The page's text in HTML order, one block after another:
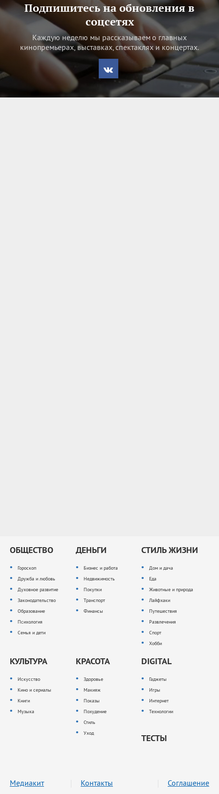
Подпишитесь на обновления в
соцсетях
Каждую неделю мы рассказываем о главных
кинопремьерах, выставках, спектаклях и концертах.
ОБЩЕСТВО
Гороскоп
Дружба и любовь
Духовное развитие
Законодательство
Образование
Психология
Семья и дети
ДЕНЬГИ
Бизнес и работа
Недвижимость
Покупки
Транспорт
Финансы
СТИЛЬ ЖИЗНИ
Дом и дача
Еда
Животные и природа
Лайфхаки
Путешествия
Развлечения
Спорт
Хобби
КУЛЬТУРА
Искусство
Кино и сериалы
Книги
Музыка
КРАСОТА
Здоровье
Макияж
Показы
Похудение
Стиль
Уход
DIGITAL
Гаджеты
Игры
Интернет
Технологии
ТЕСТЫ
Медиакит Контакты Соглашение